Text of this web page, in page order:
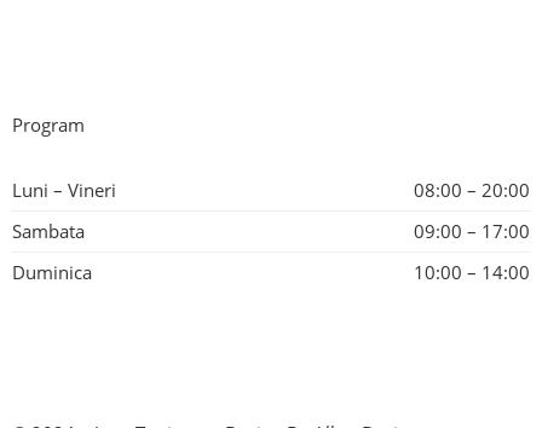
Program
Luni – Vineri
08:00 – 20:00
Sambata
09:00 – 17:00
Duminica
10:00 – 14:00